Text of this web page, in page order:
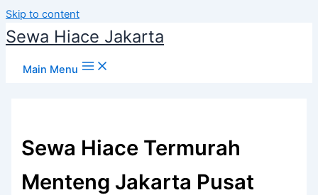
Skip to content
Sewa Hiace Jakarta
Main Menu
Sewa Hiace Termurah
Menteng Jakarta Pusat